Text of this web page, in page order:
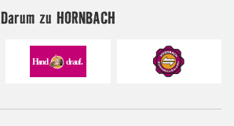
Darum zu HORNBACH